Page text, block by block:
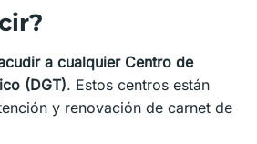
a cualquier Centro de
(DGT). Estos centros están
y renovación de carnet de